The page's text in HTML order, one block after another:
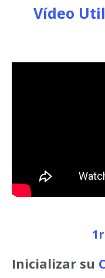
Vídeo
Inicializar su